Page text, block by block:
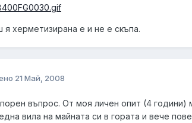
я херметизирана е и не е скъпа.
21 Май, 2008
въпрос. От моя личен опит (4 години)
вила на майната си в гората и вече